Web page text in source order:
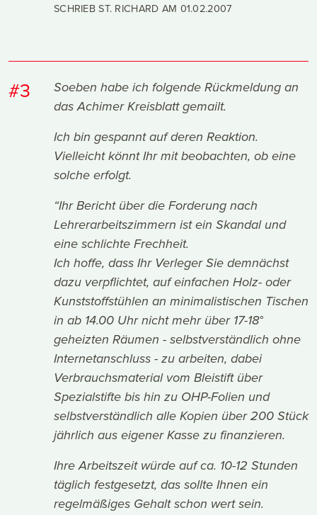
SCHRIEB ST. RICHARD AM 01.02.2007
#3
Soeben habe ich folgende Rückmeldung an
das Achimer Kreisblatt gemailt.
Ich bin gespannt auf deren Reaktion.
Vielleicht könnt Ihr mit beobachten, ob eine
solche erfolgt.
“Ihr Bericht über die Forderung nach
Lehrerarbeitszimmern ist ein Skandal und
eine schlichte Frechheit.
Ich hoffe, dass Ihr Verleger Sie demnächst
dazu verpflichtet, auf einfachen Holz- oder
Kunststoffstühlen an minimalistischen Tischen
in ab 14.00 Uhr nicht mehr über 17-18°
geheizten Räumen - selbstverständlich ohne
Internetanschluss - zu arbeiten, dabei
Verbrauchsmaterial vom Bleistift über
Spezialstifte bis hin zu OHP-Folien und
selbstverständlich alle Kopien über 200 Stück
jährlich aus eigener Kasse zu finanzieren.
Ihre Arbeitszeit würde auf ca. 10-12 Stunden
täglich festgesetzt, das sollte Ihnen ein
regelmäßiges Gehalt schon wert sein.